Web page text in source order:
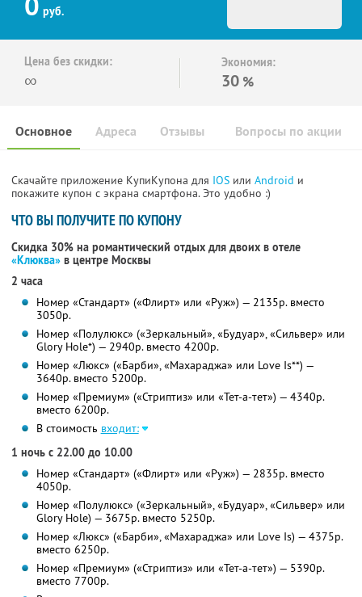
руб.
Цена без скидки:
∞
Экономия:
30 %
Основное Отзывы Вопросы по акции
Адреса
Скачайте приложение КупиКупона для IOS или Android и
покажите купон с экрана смартфона. Это удобно :)
ЧТО ВЫ ПОЛУЧИТЕ ПО КУПОНУ
Скидка 30% на романтический отдых для двоих в отеле
«Клюква» в центре Москвы
2 часа
Номер «Стандарт» («Флирт» или «Руж») — 2135р. вместо
3050р.
Номер «Полулюкс» («Зеркальный», «Будуар», «Сильвер» или
Glory Hole*) — 2940р. вместо 4200р.
Номер «Люкс» («Барби», «Махараджа» или Love Is**) —
3640р. вместо 5200р.
Номер «Премиум» («Стриптиз» или «Тет-а-тет») — 4340р.
вместо 6200р.
В стоимость входит:
1 ночь с 22.00 до 10.00
Номер «Стандарт» («Флирт» или «Руж») — 2835р. вместо
4050р.
Номер «Полулюкс» («Зеркальный», «Будуар», «Сильвер» или
Glory Hole) — 3675р. вместо 5250р.
Номер «Люкс» («Барби», «Махараджа» или Love Is) — 4375р.
вместо 6250р.
Номер «Премиум» («Стриптиз» или «Тет-а-тет») — 5390р.
вместо 7700р.